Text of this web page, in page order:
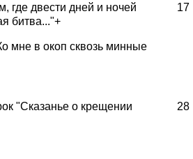
где двести дней и ночей
битва..."+
мне в окоп сквозь минные
17
"Сказанье о крещении
28